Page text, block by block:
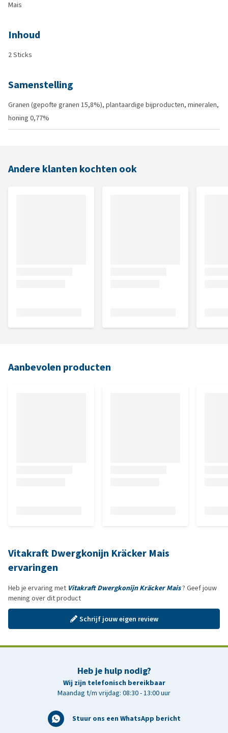
Mais
Inhoud
2 Sticks
Samenstelling
Granen (gepofte granen 15,8%), plantaardige bijproducten, mineralen,
honing 0,77%
Andere klanten kochten ook
Aanbevolen producten
Vitakraft Dwergkonijn Kräcker Mais
ervaringen
Heb je ervaring met Vitakraft Dwergkonijn Kräcker Mais? Geef jouw
mening over dit product
Schrijf jouw eigen review
Heb je hulp nodig?
Wij zijn telefonisch bereikbaar
Maandag t/m vrijdag: 08:30 - 13:00 uur
Stuur ons een WhatsApp bericht